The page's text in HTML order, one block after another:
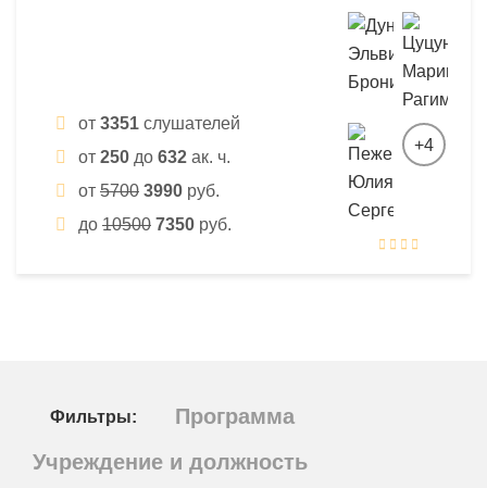
от 3351 слушателей
от 250 до 632 ак. ч.
от 5700 3990 руб.
до 10500 7350 руб.
+4
Фильтры:
Программа
Учреждение и должность